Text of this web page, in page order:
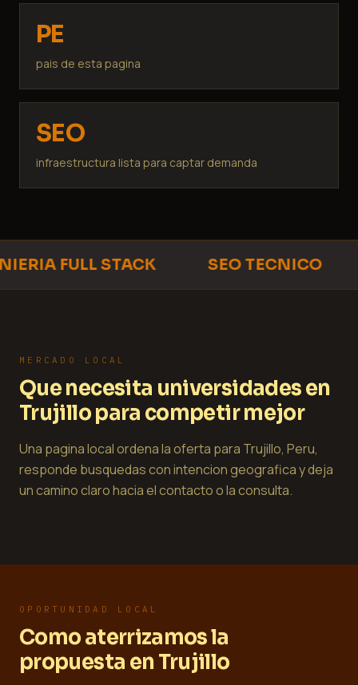
PE
pais de esta pagina
SEO
infraestructura lista para captar demanda
FULL STACK SEO TECNICO
MERCADO LOCAL
Que necesita universidades en
Trujillo para competir mejor
Una pagina local ordena la oferta para Trujillo, Peru,
responde busquedas con intencion geografica y deja
un camino claro hacia el contacto o la consulta.
OPORTUNIDAD LOCAL
Como aterrizamos la
propuesta en Trujillo